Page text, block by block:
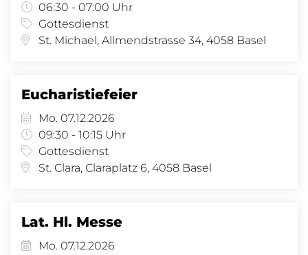
06:30 - 07:00 Uhr
Gottesdienst
St. Michael, Allmendstrasse 34, 4058 Basel
Eucharistiefeier
Mo. 07.12.2026
09:30 - 10:15 Uhr
Gottesdienst
St. Clara, Claraplatz 6, 4058 Basel
Lat. Hl. Messe
Mo. 07.12.2026